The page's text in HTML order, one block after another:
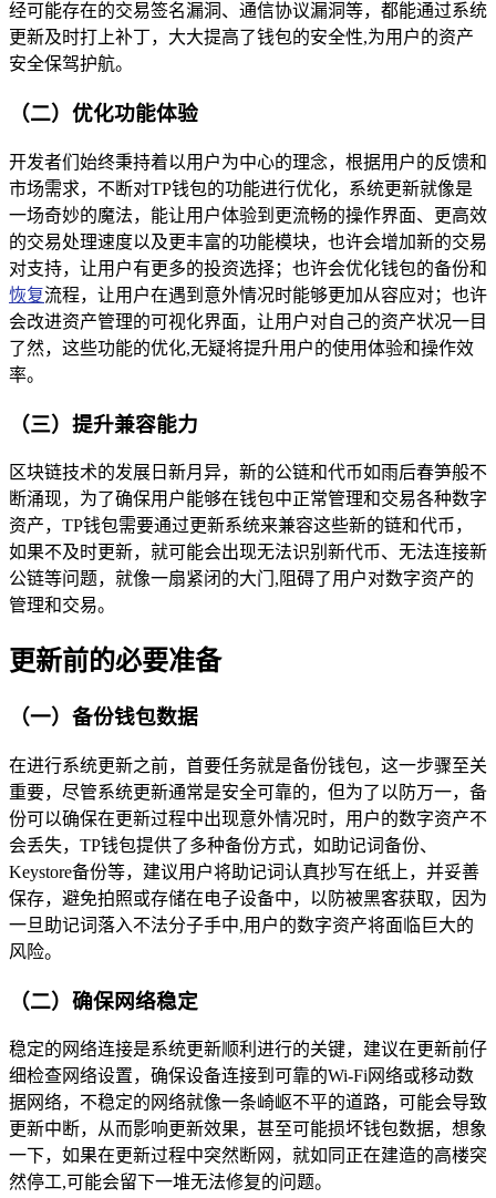
经可能存在的交易签名漏洞、通信协议漏洞等，都能通过系统
更新及时打上补丁，大大提高了钱包的安全性,为用户的资产
安全保驾护航。
（二）优化功能体验
开发者们始终秉持着以用户为中心的理念，根据用户的反馈和
市场需求，不断对TP钱包的功能进行优化，系统更新就像是
一场奇妙的魔法，能让用户体验到更流畅的操作界面、更高效
的交易处理速度以及更丰富的功能模块，也许会增加新的交易
对支持，让用户有更多的投资选择；也许会优化钱包的备份和
恢复流程，让用户在遇到意外情况时能够更加从容应对；也许
会改进资产管理的可视化界面，让用户对自己的资产状况一目
了然，这些功能的优化,无疑将提升用户的使用体验和操作效
率。
（三）提升兼容能力
区块链技术的发展日新月异，新的公链和代币如雨后春笋般不
断涌现，为了确保用户能够在钱包中正常管理和交易各种数字
资产，TP钱包需要通过更新系统来兼容这些新的链和代币，
如果不及时更新，就可能会出现无法识别新代币、无法连接新
公链等问题，就像一扇紧闭的大门,阻碍了用户对数字资产的
管理和交易。
更新前的必要准备
（一）备份钱包数据
在进行系统更新之前，首要任务就是备份钱包，这一步骤至关
重要，尽管系统更新通常是安全可靠的，但为了以防万一，备
份可以确保在更新过程中出现意外情况时，用户的数字资产不
会丢失，TP钱包提供了多种备份方式，如助记词备份、
Keystore备份等，建议用户将助记词认真抄写在纸上，并妥善
保存，避免拍照或存储在电子设备中，以防被黑客获取，因为
一旦助记词落入不法分子手中,用户的数字资产将面临巨大的
风险。
（二）确保网络稳定
稳定的网络连接是系统更新顺利进行的关键，建议在更新前仔
细检查网络设置，确保设备连接到可靠的Wi-Fi网络或移动数
据网络，不稳定的网络就像一条崎岖不平的道路，可能会导致
更新中断，从而影响更新效果，甚至可能损坏钱包数据，想象
一下，如果在更新过程中突然断网，就如同正在建造的高楼突
然停工,可能会留下一堆无法修复的问题。